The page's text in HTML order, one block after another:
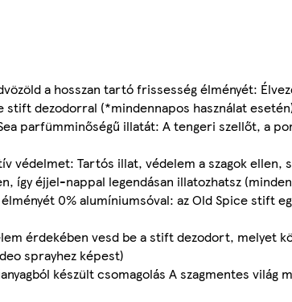
a hosszan tartó frissesség élményét:
stift dezodorral (*mindennapos használat
parfümminőségű illatát: A tengeri szellőt, a
védelmet: Tartós illat, védelem a szagok
így éjjel-nappal legendásan illatozhatsz
0% alumíniumsóval: az Old Spice stift
érdekében vesd be a stift dezodort, melyet
sprayhez képest)
készült csomagolás A szagmentes világ